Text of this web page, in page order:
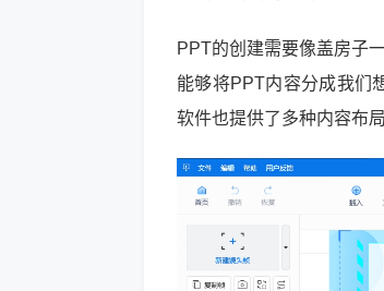
PPT的创建需要像盖房子
能够将PPT内容分成我们
软件也提供了多种内容布